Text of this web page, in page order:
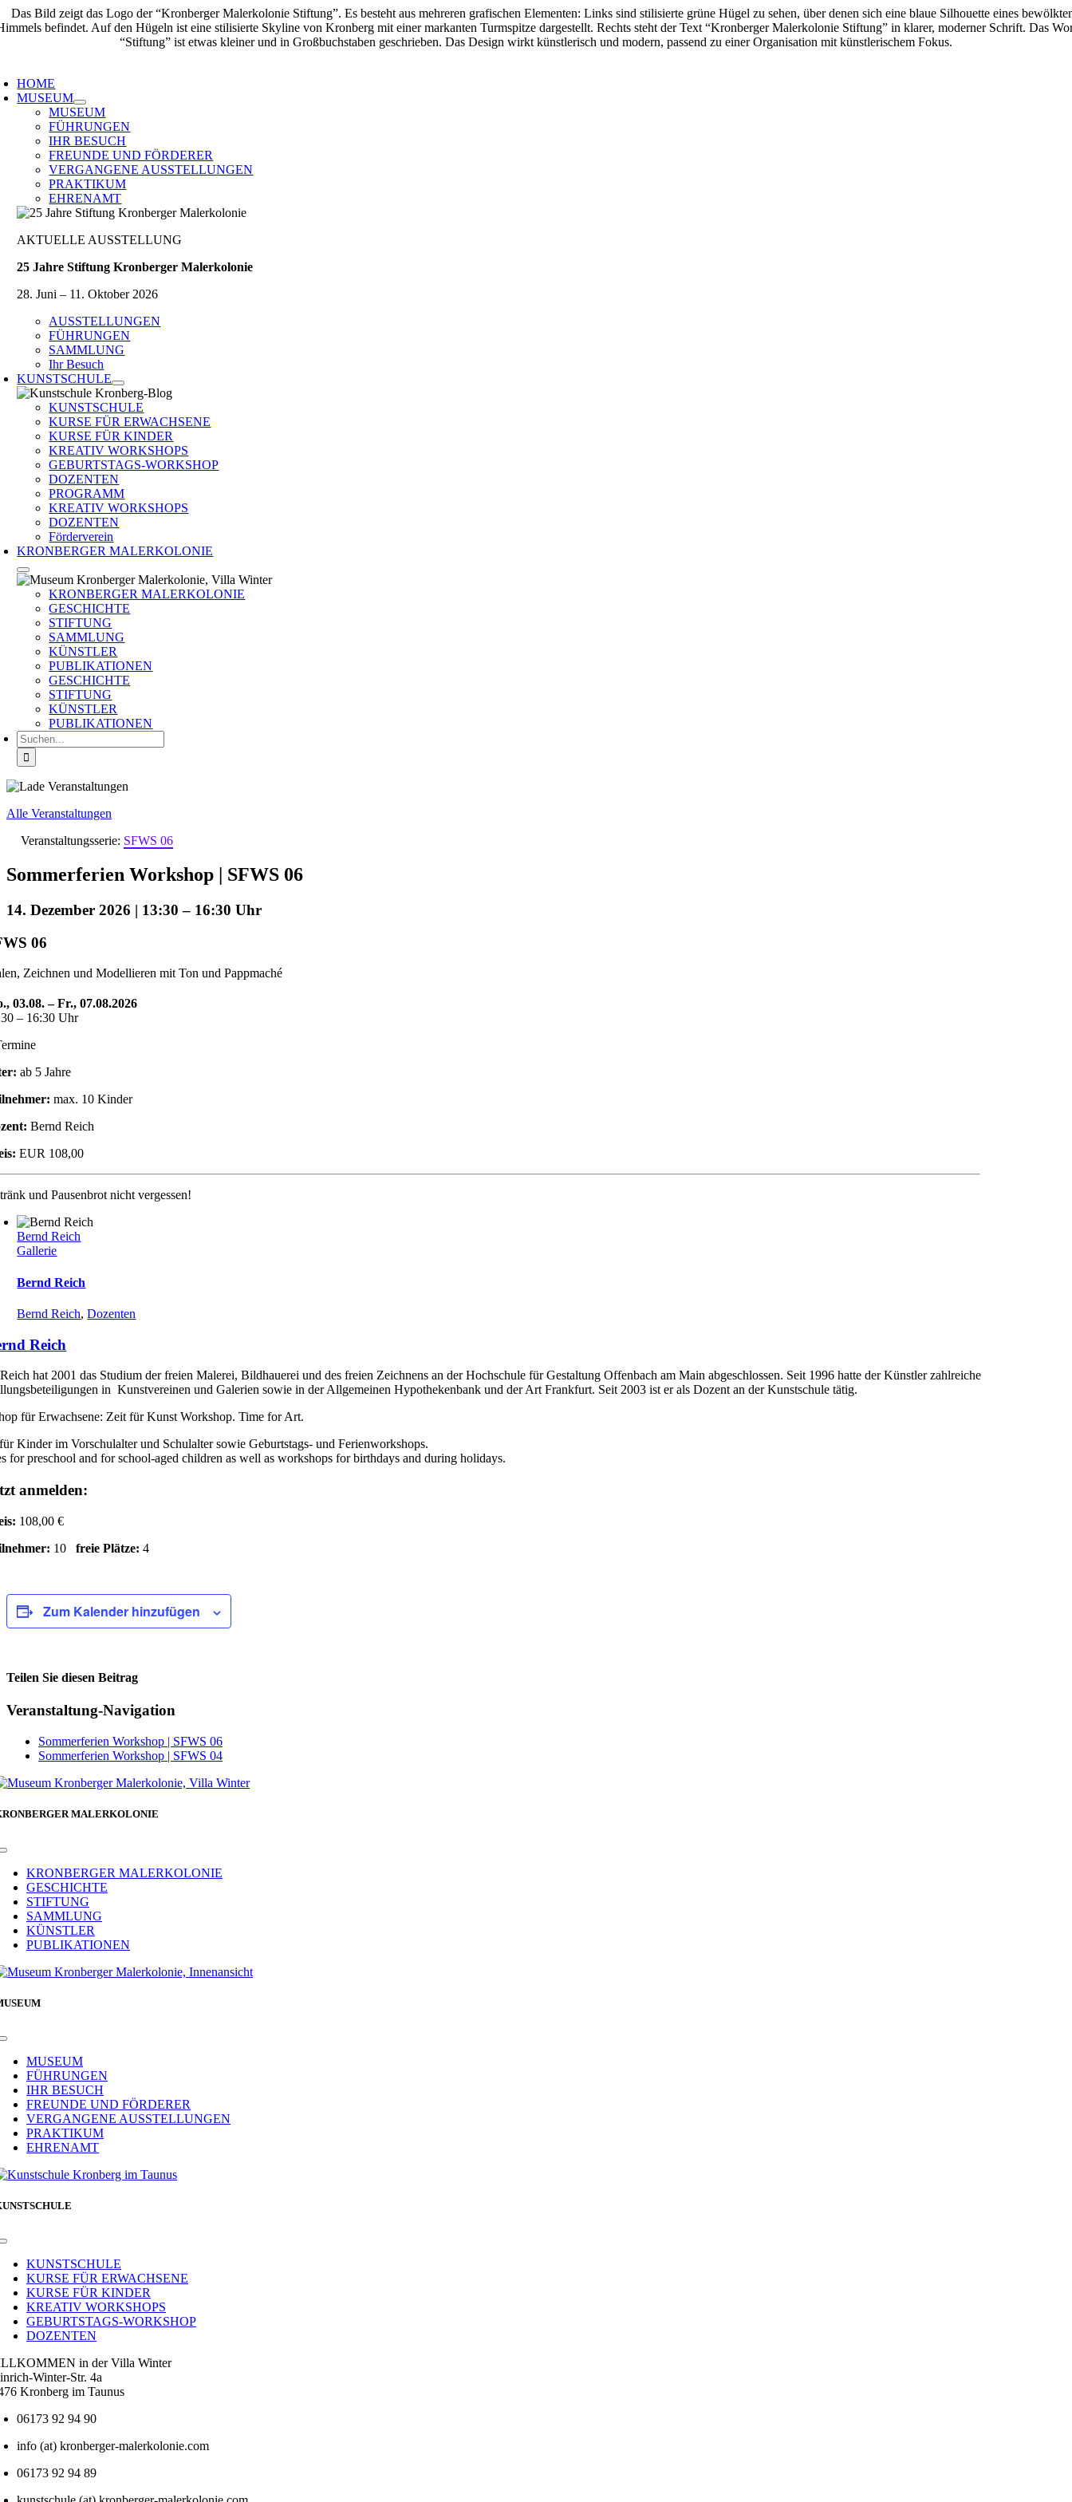
Zum
Inhalt
HOME
MUSEUM
MUSEUM
FÜHRUNGEN
IHR BESUCH
FREUNDE UND FÖRDERER
VERGANGENE AUSSTELLUNGEN
PRAKTIKUM
EHRENAMT
AKTUELLE AUSSTELLUNG
25 Jahre Stiftung Kronberger Malerkolonie
28. Juni – 11. Oktober 2026
AUSSTELLUNGEN
FÜHRUNGEN
SAMMLUNG
Ihr Besuch
KUNSTSCHULE
KUNSTSCHULE
KURSE FÜR ERWACHSENE
KURSE FÜR KINDER
KREATIV WORKSHOPS
GEBURTSTAGS-WORKSHOP
DOZENTEN
PROGRAMM
KREATIV WORKSHOPS
DOZENTEN
Förderverein
KRONBERGER MALERKOLONIE
KRONBERGER MALERKOLONIE
GESCHICHTE
STIFTUNG
SAMMLUNG
KÜNSTLER
PUBLIKATIONEN
GESCHICHTE
STIFTUNG
KÜNSTLER
PUBLIKATIONEN
Suche
nach:
Alle Veranstaltungen
Veranstaltungsserie: SFWS 06
Sommerferien Workshop | SFWS 06
14. Dezember 2026 | 13:30 – 16:30
06
Zeichnen und Modellieren mit Ton und Pappmaché
03.08. – Fr., 07.08.2026
– 16:30 Uhr
ab 5 Jahre
max. 10 Kinder
Bernd Reich
EUR 108,00
und Pausenbrot nicht vergessen!
Bernd Reich
Gallerie
Bernd Reich
Bernd Reich,Dozenten
Reich
hat 2001 das Studium der freien Malerei, Bildhauerei und des freien Zeichnens an der Hochschule für Gestaltung Offenbach am Main abgeschlossen. Seit 1996 hatte der Künstler zahlreiche
in Kunstvereinen und Galerien sowie in der Allgemeinen Hypothekenbank und der Art Frankfurt. Seit 2003 ist er als Dozent an der Kunstschule tätig.
für Erwachsene: Zeit für Kunst Workshop. Time for Art.
Kinder im Vorschulalter und Schulalter sowie Geburtstags- und Ferienworkshops.
for preschool and for school-aged children as well as workshops for birthdays and during holidays.
anmelden:
108,00 €
10freie Plätze: 4
Zum Kalender hinzufügen
Teilen Sie diesen Beitrag
Facebook
Veranstaltung-Navigation
Sommerferien Workshop | SFWS 06
Sommerferien Workshop | SFWS 04
MALERKOLONIE
Toggle
NavigationKRONBERGER MALERKOLONIE
GESCHICHTE
STIFTUNG
SAMMLUNG
KÜNSTLER
PUBLIKATIONEN
Toggle
NavigationMUSEUM
FÜHRUNGEN
IHR BESUCH
FREUNDE UND FÖRDERER
VERGANGENE AUSSTELLUNGEN
PRAKTIKUM
EHRENAMT
Toggle
NavigationKUNSTSCHULE
KURSE FÜR ERWACHSENE
KURSE FÜR KINDER
KREATIV WORKSHOPS
GEBURTSTAGS-WORKSHOP
DOZENTEN
in der Villa Winter
Winter-Str. 4a
Kronberg im Taunus
06173 92 94 90
info (at) kronberger-malerkolonie.com
06173 92 94 89